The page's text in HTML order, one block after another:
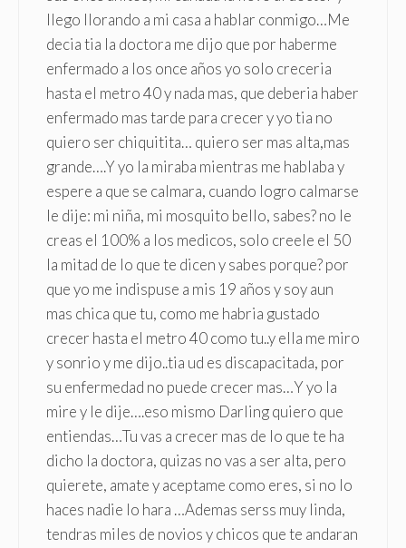
llego llorando a mi casa a hablar conmigo…Me
decia tia la doctora me dijo que por haberme
enfermado a los once años yo solo creceria
hasta el metro 40 y nada mas, que deberia haber
enfermado mas tarde para crecer y yo tia no
quiero ser chiquitita… quiero ser mas alta,mas
grande….Y yo la miraba mientras me hablaba y
espere a que se calmara, cuando logro calmarse
le dije: mi niña, mi mosquito bello, sabes? no le
creas el 100% a los medicos, solo creele el 50
la mitad de lo que te dicen y sabes porque? por
que yo me indispuse a mis 19 años y soy aun
mas chica que tu, como me habria gustado
crecer hasta el metro 40 como tu..y ella me miro
y sonrio y me dijo..tia ud es discapacitada, por
su enfermedad no puede crecer mas…Y yo la
mire y le dije….eso mismo Darling quiero que
entiendas…Tu vas a crecer mas de lo que te ha
dicho la doctora, quizas no vas a ser alta, pero
quierete, amate y aceptame como eres, si no lo
haces nadie lo hara …Ademas serss muy linda,
tendras miles de novios y chicos que te andaran